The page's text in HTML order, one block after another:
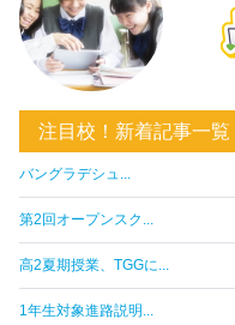
注目校！新着記事一覧
バングラデシュ...
第2回オープンスク...
高2夏期授業、TGGに...
1年生対象進路説明...